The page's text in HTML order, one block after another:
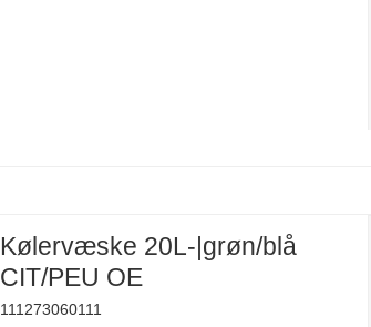
Kølervæske 20L-|grøn/blå
CIT/PEU OE
111273060111